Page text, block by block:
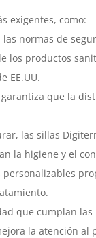
exigentes, como:
las normas de
los productos
EE.UU.
que la
las sillas
la higiene y el
personalizables
que cumplan las
la atención al